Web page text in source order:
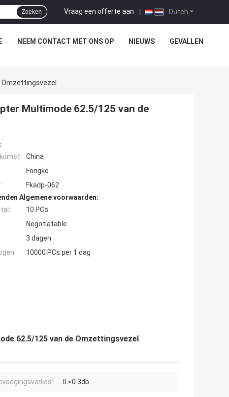
Dutch
Vraag een offerte aan |
Zoeken
NEEM CONTACT MET ONS OP NIEUWS GEVALLEN
Omzettingsvezel
Multimode 62.5/125 van de
China
Fongko
Fkadp-062
Algemene voorwaarden:
10 PCs
Negotiatable
3 dagen
10000 PCs per 1 dag
62.5/125 van de Omzettingsvezel
IL<0.3db